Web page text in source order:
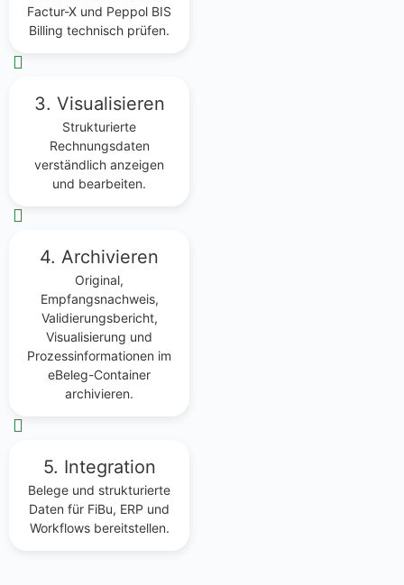
Factur-X und Peppol BIS
Billing technisch prüfen.
3. Visualisieren
Strukturierte
Rechnungsdaten
verständlich anzeigen
und bearbeiten.
4. Archivieren
Original,
Empfangsnachweis,
Validierungsbericht,
Visualisierung und
Prozessinformationen im
eBeleg-Container
archivieren.
5. Integration
Belege und strukturierte
Daten für FiBu, ERP und
Workflows bereitstellen.